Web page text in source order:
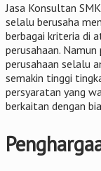
Jasa Konsultan
selalu berusaha
berbagai kriteria di
perusahaan.
perusahaan selalu
semakin tinggi
persyaratan yang
berkaitan dengan